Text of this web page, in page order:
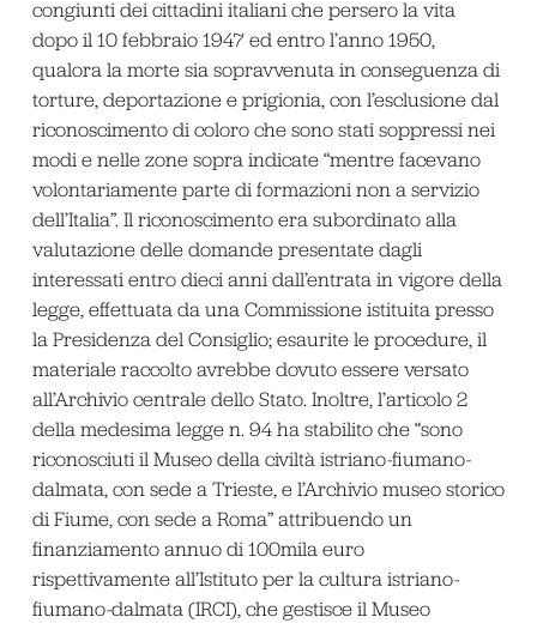
congiunti dei cittadini italiani che persero la vita
dopo il 10 febbraio 1947 ed entro l’anno 1950,
qualora la morte sia sopravvenuta in conseguenza di
torture, deportazione e prigionia, con l’esclusione dal
riconoscimento di coloro che sono stati soppressi nei
modi e nelle zone sopra indicate “mentre facevano
volontariamente parte di formazioni non a servizio
dell’Italia”. Il riconoscimento era subordinato alla
valutazione delle domande presentate dagli
interessati entro dieci anni dall’entrata in vigore della
legge, effettuata da una Commissione istituita presso
la Presidenza del Consiglio; esaurite le procedure, il
materiale raccolto avrebbe dovuto essere versato
all’Archivio centrale dello Stato. Inoltre, l’articolo 2
della medesima legge n. 94 ha stabilito che “sono
riconosciuti il Museo della civiltà istriano-fiumano-
dalmata, con sede a Trieste, e l’Archivio museo storico
di Fiume, con sede a Roma” attribuendo un
finanziamento annuo di 100mila euro
rispettivamente all’Istituto per la cultura istriano-
fiumano-dalmata (IRCI), che gestisce il Museo